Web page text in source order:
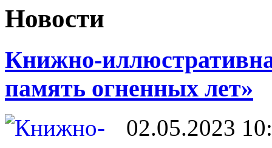
Новости
Книжно-
память огненных лет»
02.05.2023